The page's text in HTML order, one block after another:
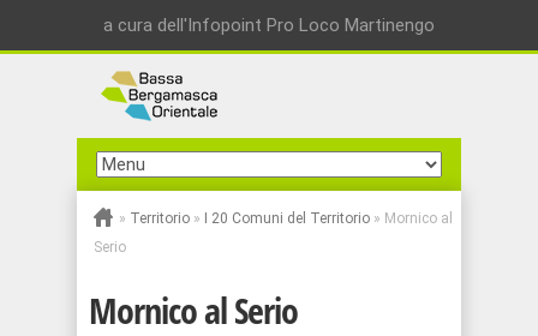
a cura dell'Infopoint Pro Loco Martinengo
» Territorio » I 20 Comuni del Territorio » Mornico al
Serio
Mornico al Serio